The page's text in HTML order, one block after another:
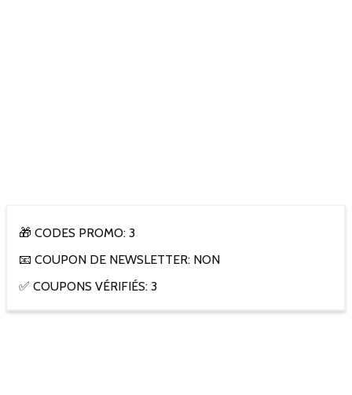
🎁 CODES PROMO: 3
📧 COUPON DE NEWSLETTER: NON
✅ COUPONS VÉRIFIÉS: 3